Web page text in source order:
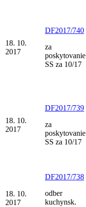
18. 10.
2017
DF2017/740
za
poskytovanie
SS za 10/17
18. 10.
2017
DF2017/739
za
poskytovanie
SS za 10/17
18. 10.
2017
DF2017/738
odber
kuchynsk.